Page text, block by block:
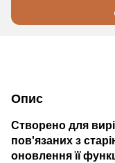
Опис
Створено для
пов'язаних з
оновлення ïï